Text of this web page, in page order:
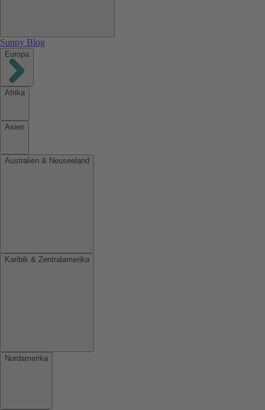
Sunny Blog
Europa
Afrika
Asien
Australien & Neuseeland
Karibik & Zentralamerika
Nordamerika